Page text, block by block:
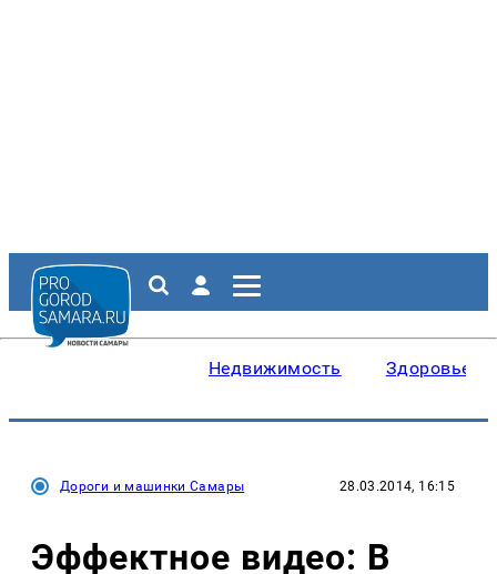
Недвижимость Здоровье
Дороги и машинки Самары 28.03.2014, 16:15
Эффектное видео: В